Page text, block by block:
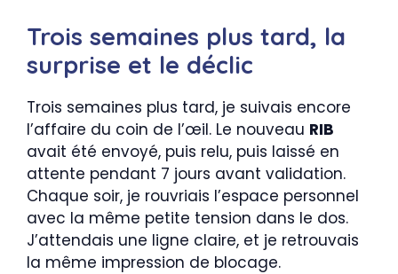
Trois semaines plus tard, la
surprise et le déclic
Trois semaines plus tard, je suivais encore
l’affaire du coin de l’œil. Le nouveau RIB
avait été envoyé, puis relu, puis laissé en
attente pendant 7 jours avant validation.
Chaque soir, je rouvriais l’espace personnel
avec la même petite tension dans le dos.
J’attendais une ligne claire, et je retrouvais
la même impression de blocage.